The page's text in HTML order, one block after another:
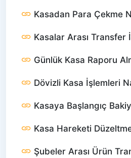
Kasadan Para Çekme
Kasalar Arası Transfer
Günlük Kasa Raporu
Dövizli Kasa İşlemleri
Kasaya Başlangıç
Kasa Hareketi
Şubeler Arası Ürün